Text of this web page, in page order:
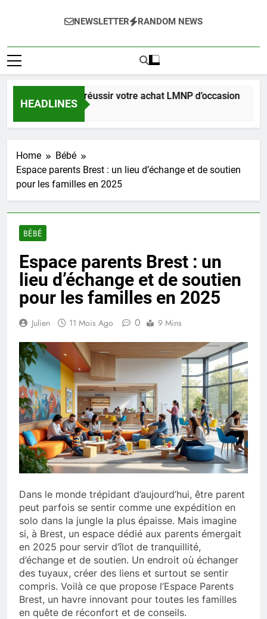
NEWSLETTER RANDOM NEWS
HEADLINES
pour réussir votre achat LMNP d’occasion
Home
Bébé
Espace parents Brest : un lieu d’échange et de soutien
pour les familles en 2025
BÉBÉ
Espace parents Brest : un
lieu d’échange et de soutien
pour les familles en 2025
Julien 11 Mois Ago 0 9 Mins
Dans le monde trépidant d’aujourd’hui, être parent
peut parfois se sentir comme une expédition en
solo dans la jungle la plus épaisse. Mais imagine
si, à Brest, un espace dédié aux parents émergait
en 2025 pour servir d’îlot de tranquillité,
d’échange et de soutien. Un endroit où échanger
des tuyaux, créer des liens et surtout se sentir
compris. Voilà ce que propose l’Espace Parents
Brest, un havre innovant pour toutes les familles
en quête de réconfort et de conseils.